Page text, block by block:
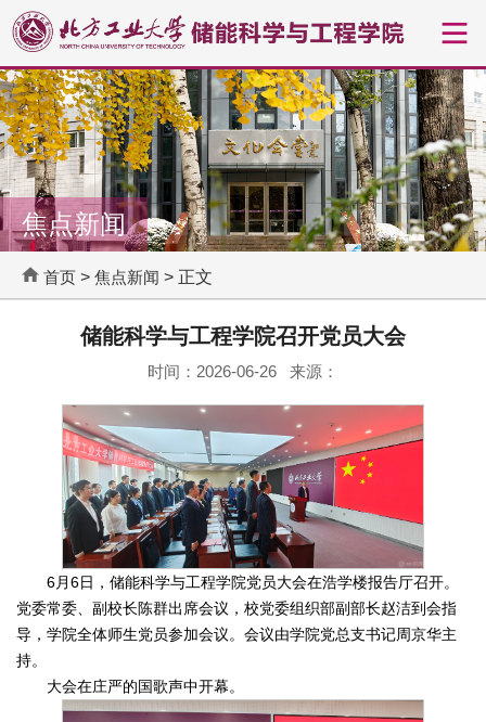
焦点新闻
首页 > 焦点新闻 > 正文
储能科学与工程学院召开党员大会
时间：2026-06-26 来源：
6月6日，储能科学与工程学院党员大会在浩学楼报告厅召开。
党委常委、副校长陈群出席会议，校党委组织部副部长赵洁到会指
导，学院全体师生党员参加会议。会议由学院党总支书记周京华主
持。
大会在庄严的国歌声中开幕。